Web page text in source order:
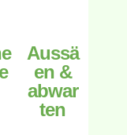
Aussä
en &
abwar
ten